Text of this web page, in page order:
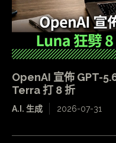
OpenAI 宣佈 GPT-
Terra 打 8 折
A.I. 生成 2026-07-31